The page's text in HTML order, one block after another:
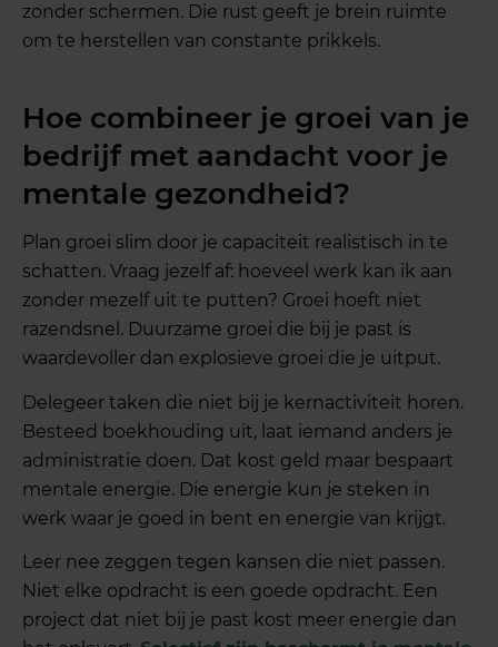
zonder schermen. Die rust geeft je brein ruimte
om te herstellen van constante prikkels.
Hoe combineer je groei van je
bedrijf met aandacht voor je
mentale gezondheid?
Plan groei slim door je capaciteit realistisch in te
schatten. Vraag jezelf af: hoeveel werk kan ik aan
zonder mezelf uit te putten? Groei hoeft niet
razendsnel. Duurzame groei die bij je past is
waardevoller dan explosieve groei die je uitput.
Delegeer taken die niet bij je kernactiviteit horen.
Besteed boekhouding uit, laat iemand anders je
administratie doen. Dat kost geld maar bespaart
mentale energie. Die energie kun je steken in
werk waar je goed in bent en energie van krijgt.
Leer nee zeggen tegen kansen die niet passen.
Niet elke opdracht is een goede opdracht. Een
project dat niet bij je past kost meer energie dan